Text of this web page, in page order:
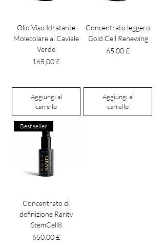
Olio Viso Idratante
Molecolare al Caviale
Verde
Prezzo
165,00 £
Aggiungi al
carrello
Concentrato leggero
Gold Cell Renewing
Prezzo
65,00 £
Aggiungi al
carrello
Best seller
Concentrato di
definizione Rarity
StemCell8
Prezzo
650,00 £